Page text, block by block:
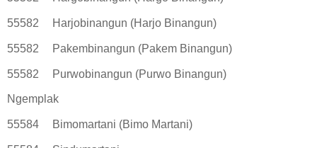
55582 Harjobinangun (Harjo Binangun)
55582 Pakembinangun (Pakem Binangun)
55582 Purwobinangun (Purwo Binangun)
Ngemplak
55584 Bimomartani (Bimo Martani)